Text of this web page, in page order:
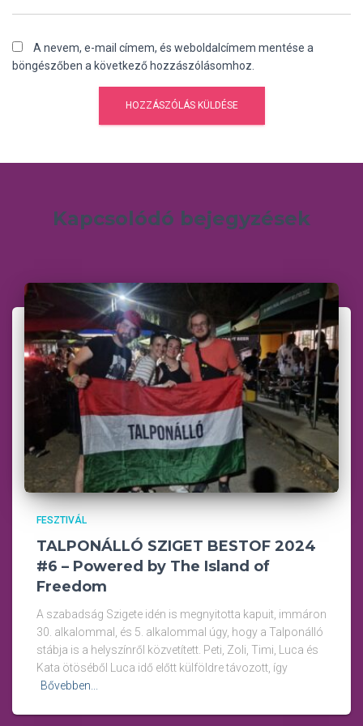
A nevem, e-mail címem, és weboldalcímem mentése a
böngészőben a következő hozzászólásomhoz.
Kapcsolódó bejegyzések
FESZTIVÁL
TALPONÁLLÓ SZIGET BESTOF 2024
#6 – Powered by The Island of
Freedom
A szabadság Szigete idén is megnyitotta kapuit, immáron
30. alkalommal, és 5. alkalommal úgy, hogy a Talponálló
stábja is a helyszínről közvetített. Peti, Zoli, Timi, Luca és
Kata ötöséből Luca idő előtt külföldre távozott, így
Bővebben...